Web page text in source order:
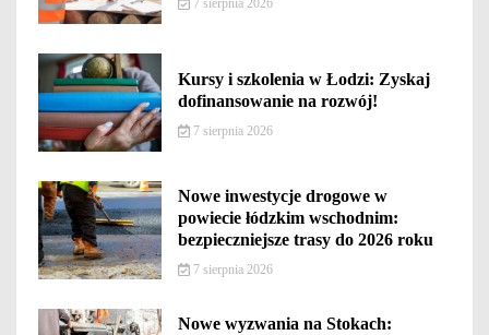
7 sierpnia 2026
Kursy i szkolenia w Łodzi: Zyskaj
dofinansowanie na rozwój!
7 sierpnia 2026
Nowe inwestycje drogowe w
powiecie łódzkim wschodnim:
bezpieczniejsze trasy do 2026 roku
7 sierpnia 2026
Nowe wyzwania na Stokach: